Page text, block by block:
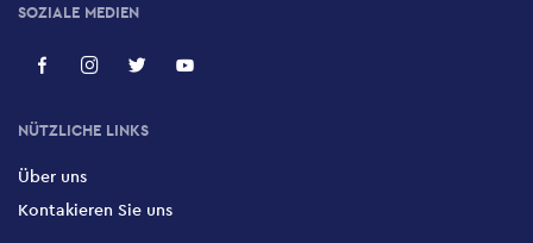
SOZIALE MEDIEN
NÜTZLICHE LINKS
Über uns
Kontakieren Sie uns